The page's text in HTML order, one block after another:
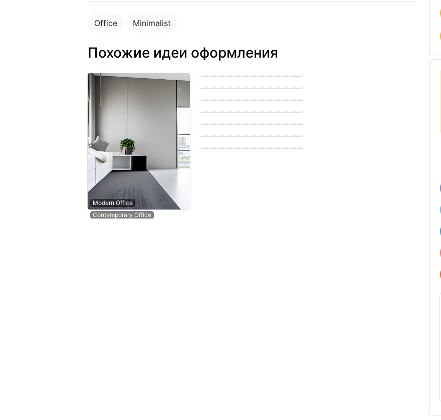
Office Minimalist
Похожие идеи оформления
Modern Office
Contemporary Office